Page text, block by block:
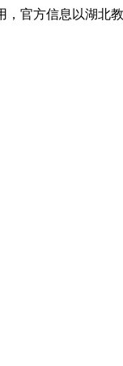
官方信息以湖北教